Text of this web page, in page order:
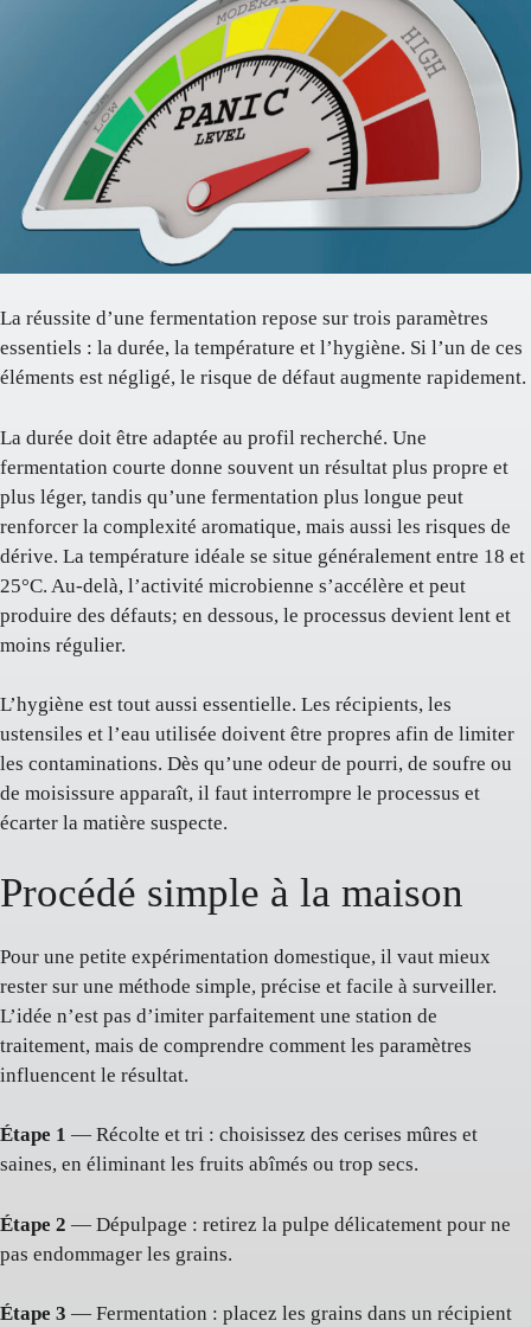
La réussite d’une fermentation repose sur trois paramètres
essentiels : la durée, la température et l’hygiène. Si l’un de ces
éléments est négligé, le risque de défaut augmente rapidement.
La durée doit être adaptée au profil recherché. Une
fermentation courte donne souvent un résultat plus propre et
plus léger, tandis qu’une fermentation plus longue peut
renforcer la complexité aromatique, mais aussi les risques de
dérive. La température idéale se situe généralement entre 18 et
25°C. Au-delà, l’activité microbienne s’accélère et peut
produire des défauts; en dessous, le processus devient lent et
moins régulier.
L’hygiène est tout aussi essentielle. Les récipients, les
ustensiles et l’eau utilisée doivent être propres afin de limiter
les contaminations. Dès qu’une odeur de pourri, de soufre ou
de moisissure apparaît, il faut interrompre le processus et
écarter la matière suspecte.
Procédé simple à la maison
Pour une petite expérimentation domestique, il vaut mieux
rester sur une méthode simple, précise et facile à surveiller.
L’idée n’est pas d’imiter parfaitement une station de
traitement, mais de comprendre comment les paramètres
influencent le résultat.
Étape 1 — Récolte et tri : choisissez des cerises mûres et
saines, en éliminant les fruits abîmés ou trop secs.
Étape 2 — Dépulpage : retirez la pulpe délicatement pour ne
pas endommager les grains.
Étape 3 — Fermentation : placez les grains dans un récipient